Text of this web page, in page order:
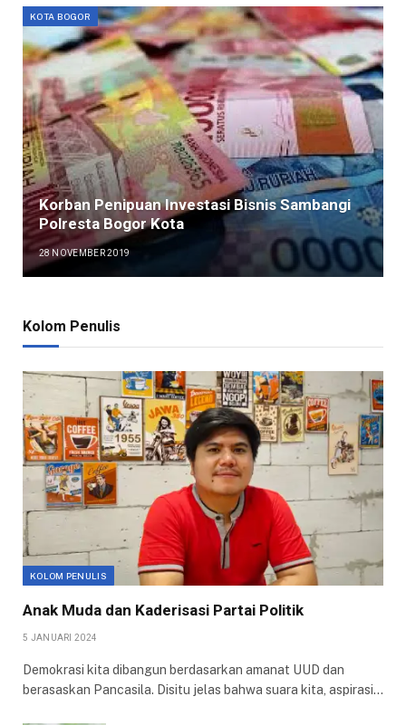
KOTA BOGOR
Korban Penipuan Investasi Bisnis Sambangi
Polresta Bogor Kota
28 NOVEMBER 2019
Kolom Penulis
KOLOM PENULIS
Anak Muda dan Kaderisasi Partai Politik
5 JANUARI 2024
Demokrasi kita dibangun berdasarkan amanat UUD dan
berasaskan Pancasila. Disitu jelas bahwa suara kita, aspirasi…